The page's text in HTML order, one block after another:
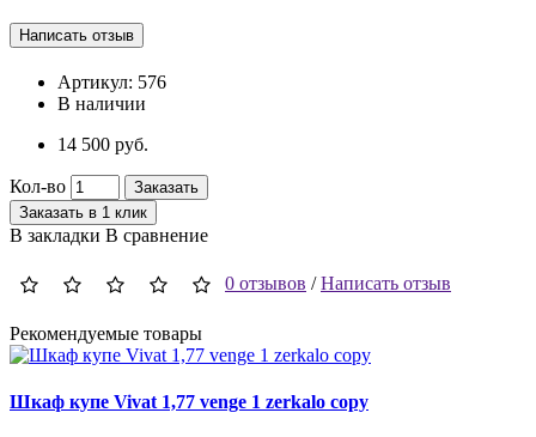
Артикул: 576
В наличии
14 500 руб.
Кол-во
Заказать
Заказать в 1 клик
В закладки В сравнение
0 отзывов /Написать отзыв
Рекомендуемые товары
Шкаф купе Vivat 1,77 venge 1 zerkalo copy